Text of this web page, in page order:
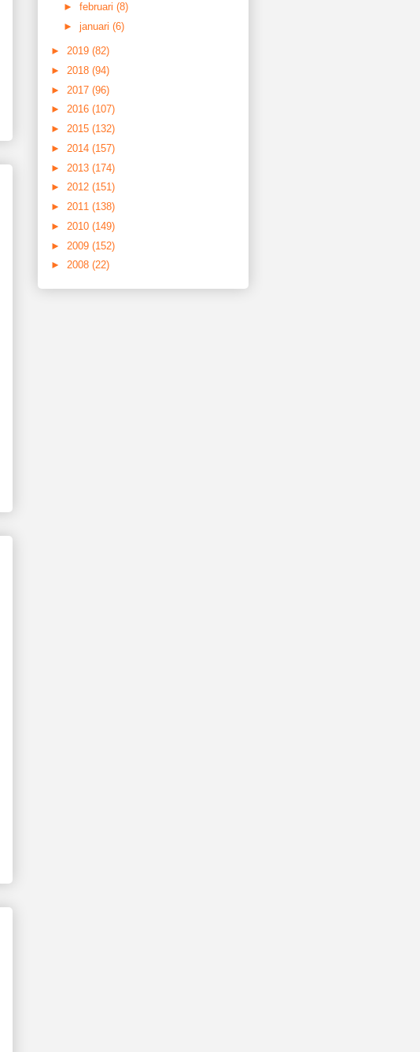
► februari (8)
► januari (6)
► 2019 (82)
► 2018 (94)
► 2017 (96)
► 2016 (107)
► 2015 (132)
► 2014 (157)
► 2013 (174)
► 2012 (151)
► 2011 (138)
► 2010 (149)
► 2009 (152)
► 2008 (22)